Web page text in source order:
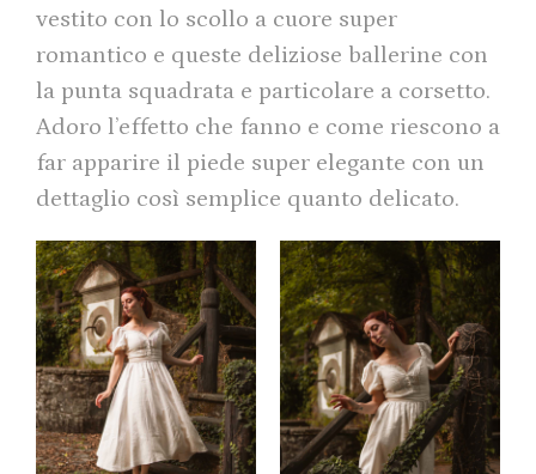
vestito con lo scollo a cuore super
romantico e queste deliziose ballerine con
la punta squadrata e particolare a corsetto.
Adoro l’effetto che fanno e come riescono a
far apparire il piede super elegante con un
dettaglio così semplice quanto delicato.